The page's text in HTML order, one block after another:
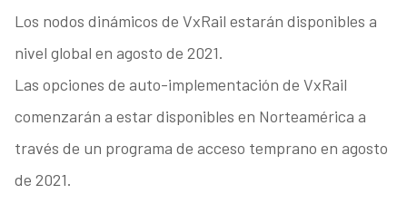
Los nodos dinámicos de VxRail estarán disponibles a
nivel global en agosto de 2021.
Las opciones de auto-implementación de VxRail
comenzarán a estar disponibles en Norteamérica a
través de un programa de acceso temprano en agosto
de 2021.